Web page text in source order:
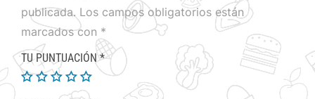
publicada. Los campos obligatorios están
marcados con *
TU PUNTUACIÓN*